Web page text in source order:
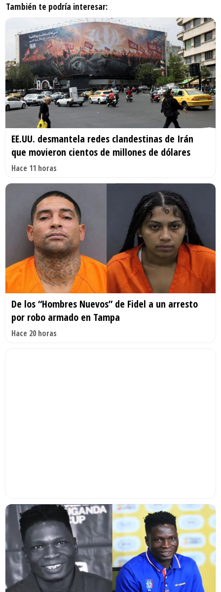
También te podría interesar:
EE.UU. desmantela redes clandestinas de Irán
que movieron cientos de millones de dólares
Hace 11 horas
De los “Hombres Nuevos” de Fidel a un arresto
por robo armado en Tampa
Hace 20 horas